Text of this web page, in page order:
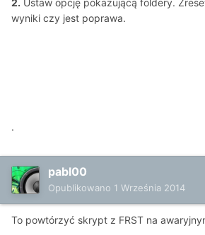
wyniki czy jest poprawa.
.
pabl00
Opublikowano 1 Września 2014
To powtórzyć skrypt z FRST na